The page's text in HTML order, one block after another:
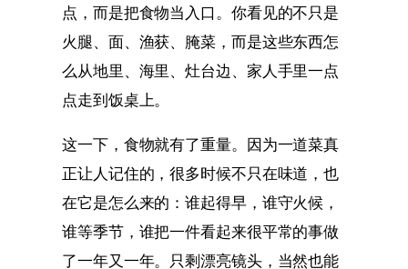
点，而是把食物当入口。你看见的不只是
火腿、面、渔获、腌菜，而是这些东西怎
么从地里、海里、灶台边、家人手里一点
点走到饭桌上。
这一下，食物就有了重量。因为一道菜真
正让人记住的，很多时候不只在味道，也
在它是怎么来的：谁起得早，谁守火候，
谁等季节，谁把一件看起来很平常的事做
了一年又一年。只剩漂亮镜头，当然也能